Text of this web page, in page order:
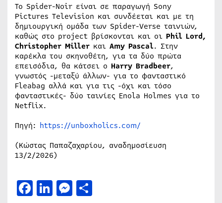
Το Spider-Noir είναι σε παραγωγή Sony
Pictures Television και συνδέεται και με τη
δημιουργική ομάδα των Spider-Verse ταινιών,
καθώς στο project βρίσκονται και οι Phil Lord,
Christopher Miller και Amy Pascal. Στην
καρέκλα του σκηνοθέτη, για τα δύο πρώτα
επεισόδια, θα κάτσει ο Harry Bradbeer,
γνωστός -μεταξύ άλλων- για το φανταστικό
Fleabag αλλά και για τις -όχι και τόσο
φανταστικές- δύο ταινίες Enola Holmes για το
Netflix.
Πηγή: https://unboxholics.com/
(Κώστας Παπαζαχαρίου, αναδημοσίευση
13/2/2026)
Facebook
LinkedIn
Messenger